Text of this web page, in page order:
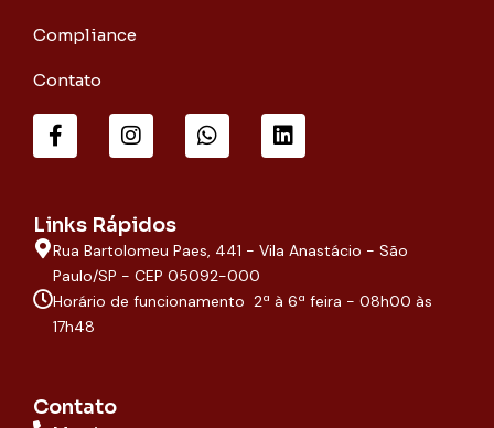
Compliance
Contato
a
c
o
o
k
-
f
n
s
g
r
a
m
h
a
p
i
n
n
Links Rápidos
Rua Bartolomeu Paes, 441 - Vila Anastácio - São
Paulo/SP - CEP 05092-000
Horário de funcionamento 2ª à 6ª feira - 08h00 às
17h48
Contato